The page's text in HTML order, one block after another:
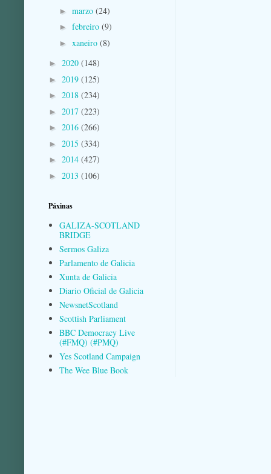
► marzo (24)
► febreiro (9)
► xaneiro (8)
► 2020 (148)
► 2019 (125)
► 2018 (234)
► 2017 (223)
► 2016 (266)
► 2015 (334)
► 2014 (427)
► 2013 (106)
Páxinas
GALIZA-SCOTLAND
BRIDGE
Sermos Galiza
Parlamento de Galicia
Xunta de Galicia
Diario Oficial de Galicia
NewsnetScotland
Scottish Parliament
BBC Democracy Live
(#FMQ) (#PMQ)
Yes Scotland Campaign
The Wee Blue Book